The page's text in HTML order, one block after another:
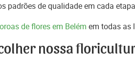
padrões de qualidade em cada
de flores em Belém em todas as
nossa